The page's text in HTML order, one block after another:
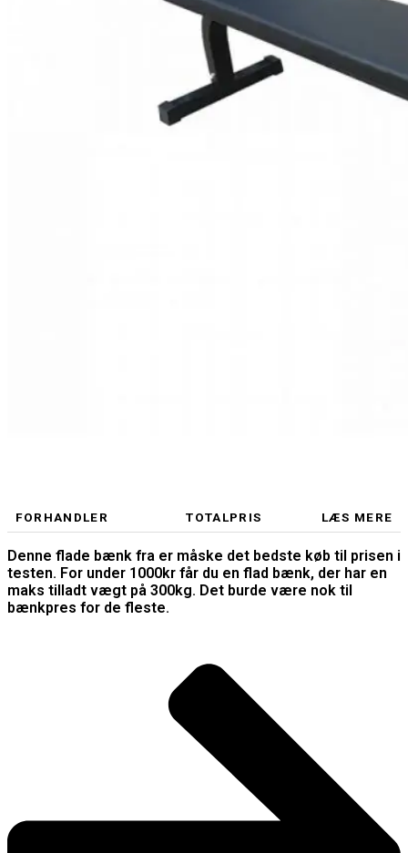
FORHANDLER TOTALPRIS LÆS MERE
Denne flade bænk fra er måske det bedste køb til prisen i
testen. For under 1000kr får du en flad bænk, der har en
maks tilladt vægt på 300kg. Det burde være nok til
bænkpres for de fleste.